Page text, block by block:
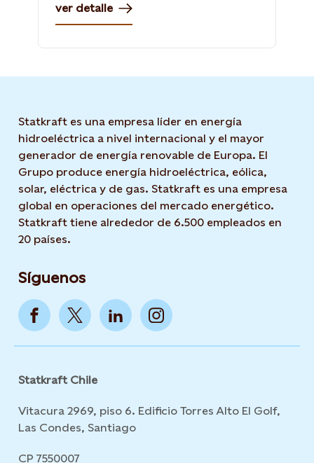
ver detalle
Statkraft es una empresa líder en energía
hidroeléctrica a nivel internacional y el mayor
generador de energía renovable de Europa. El
Grupo produce energía hidroeléctrica, eólica,
solar, eléctrica y de gas. Statkraft es una empresa
global en operaciones del mercado energético.
Statkraft tiene alrededor de 6.500 empleados en
20 países.
Síguenos
Statkraft Chile
Vitacura 2969, piso 6. Edificio Torres Alto El Golf,
Las Condes, Santiago
CP 7550007